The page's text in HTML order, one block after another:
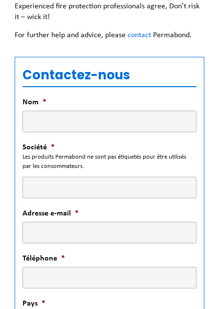
Experienced fire protection professionals agree, Don’t risk
it – wick it!
For further help and advice, pleasecontact Permabond.
Contactez-nous
Nom *
Société *
Les produits Permabond ne sont pas étiquetés pour être utilisés
par les consommateurs.
Adresse e-mail *
Téléphone *
Pays *